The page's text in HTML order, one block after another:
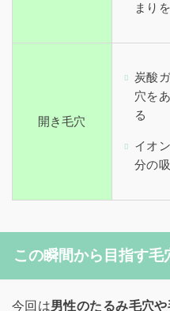
まり
開き毛穴
炭酸
穴を
る
イオ
分の
この瞬間から目指す毛
今回は男性のたるみ毛穴